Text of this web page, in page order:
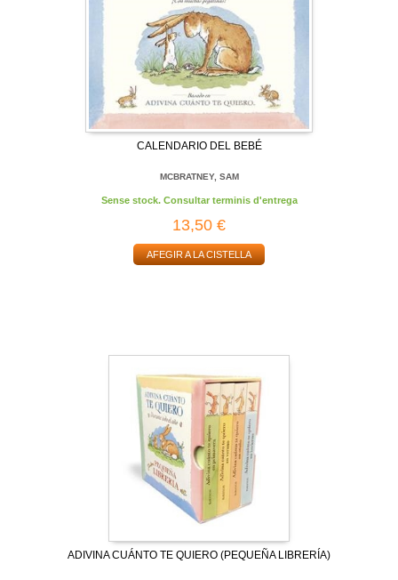
CALENDARIO DEL BEBÉ
MCBRATNEY, SAM
Sense stock. Consultar terminis d'entrega
13,50 €
AFEGIR A LA CISTELLA
ADIVINA CUÁNTO TE QUIERO (PEQUEÑA LIBRERÍA)